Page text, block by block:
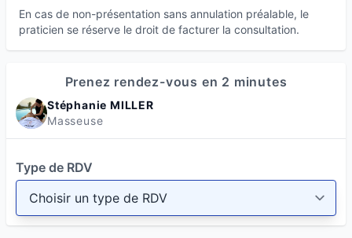
En cas de non-présentation sans annulation préalable, le
praticien se réserve le droit de facturer la consultation.
Prenez rendez-vous en 2 minutes
Stéphanie MILLER
Masseuse
Type de RDV